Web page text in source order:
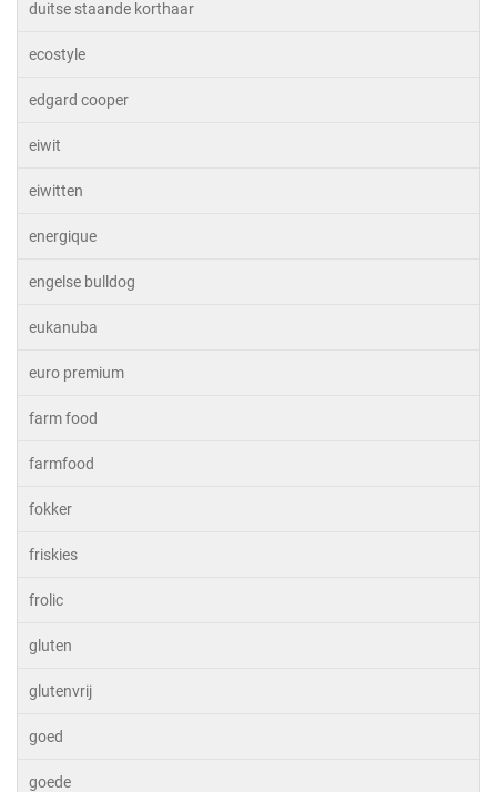
duitse staande korthaar
ecostyle
edgard cooper
eiwit
eiwitten
energique
engelse bulldog
eukanuba
euro premium
farm food
farmfood
fokker
friskies
frolic
gluten
glutenvrij
goed
goede